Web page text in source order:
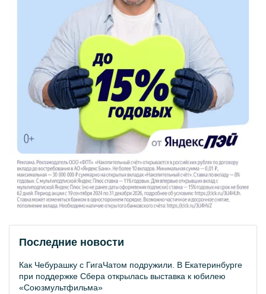
Последние новости
Как Чебурашку с ГигаЧатом подружили. В Екатеринбурге
при поддержке Сбера открылась выставка к юбилею
«Союзмультфильма»